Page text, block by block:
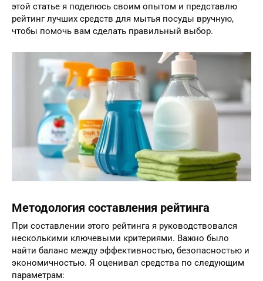
этой статье я поделюсь своим опытом и представлю
рейтинг лучших средств для мытья посуды вручную,
чтобы помочь вам сделать правильный выбор.
Методология составления рейтинга
При составлении этого рейтинга я руководствовался
несколькими ключевыми критериями. Важно было
найти баланс между эффективностью, безопасностью и
экономичностью. Я оценивал средства по следующим
параметрам: